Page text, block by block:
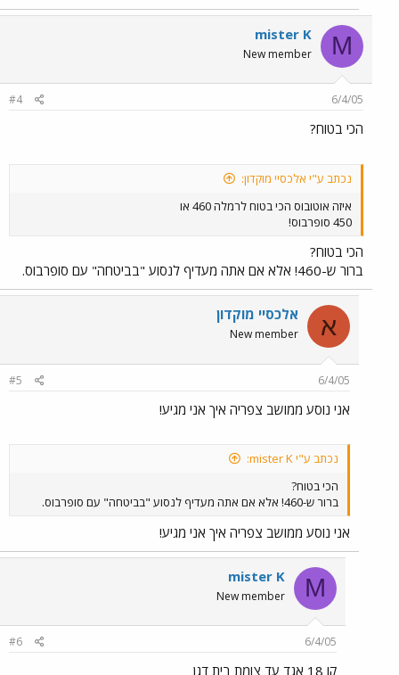
M
mister K
New member
6/4/05
#4
הכי בטוח?
נכתב ע"י אלכסיי מוקדון:
איזה אוטובוס הכי בטוח לרמלה 460 או
450 סופרבוס!
הכי בטוח?
ברור ש-460! אלא אם אתה מעדיף לנסוע "בביטחה" עם סופרבוס.
א אלכסיי מוקדון
New member
6/4/05
#5
אני נוסע ממושב צפריה איך אני מגיע!
נכתב ע"י mister K:
הכי בטוח?
ברור ש-460! אלא אם אתה מעדיף לנסוע "בביטחה" עם סופרבוס.
אני נוסע ממושב צפריה איך אני מגיע!
M
mister K
New member
6/4/05
#6
קו 18 אגד עד צומת בית דגן